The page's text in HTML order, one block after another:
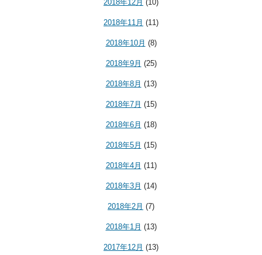
2018年12月 (10)
2018年11月 (11)
2018年10月 (8)
2018年9月 (25)
2018年8月 (13)
2018年7月 (15)
2018年6月 (18)
2018年5月 (15)
2018年4月 (11)
2018年3月 (14)
2018年2月 (7)
2018年1月 (13)
2017年12月 (13)